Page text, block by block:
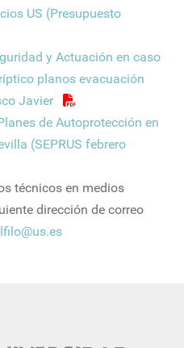
US (Presupuesto
y Actuación en caso
planos evacuación
Javier
de Autoprotección en
(SEPRUS febrero
técnicos en medios
dirección de correo